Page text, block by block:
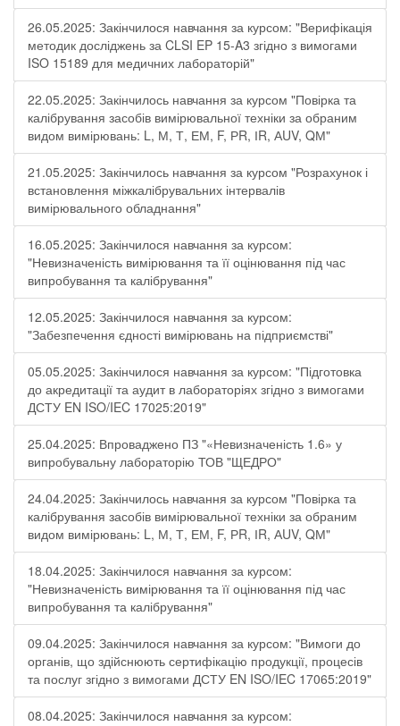
26.05.2025: Закінчилося навчання за курсом: "Верифікація
методик досліджень за CLSI EP 15-A3 згідно з вимогами
ISO 15189 для медичних лабораторій"
22.05.2025: Закінчилось навчання за курсом "Повірка та
калібрування засобів вимірювальної техніки за обраним
видом вимірювань: L, М, Т, ЕМ, F, РR, ІR, АUV, QМ"
21.05.2025: Закінчилось навчання за курсом "Розрахунок і
встановлення міжкалібрувальних інтервалів
вимірювального обладнання"
16.05.2025: Закінчилося навчання за курсом:
"Невизначеність вимірювання та її оцінювання під час
випробування та калібрування"
12.05.2025: Закінчилося навчання за курсом:
"Забезпечення єдності вимірювань на підприємстві"
05.05.2025: Закінчилося навчання за курсом: "Підготовка
до акредитації та аудит в лабораторіях згідно з вимогами
ДСТУ EN ISO/IEC 17025:2019"
25.04.2025: Впроваджено ПЗ "«Невизначеність 1.6» у
випробувальну лабораторію ТОВ "ЩЕДРО"
24.04.2025: Закінчилось навчання за курсом "Повірка та
калібрування засобів вимірювальної техніки за обраним
видом вимірювань: L, М, Т, ЕМ, F, РR, ІR, АUV, QМ"
18.04.2025: Закінчилося навчання за курсом:
"Невизначеність вимірювання та її оцінювання під час
випробування та калібрування"
09.04.2025: Закінчилося навчання за курсом: "Вимоги до
органів, що здійснюють сертифікацію продукції, процесів
та послуг згідно з вимогами ДСТУ EN ISO/IEC 17065:2019"
08.04.2025: Закінчилося навчання за курсом: